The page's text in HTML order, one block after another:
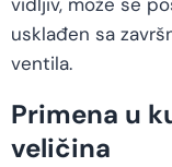
vidljiv, može se
usklađen sa
ventila.
Primena u
veličina